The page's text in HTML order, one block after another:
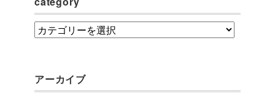
category
アーカイブ